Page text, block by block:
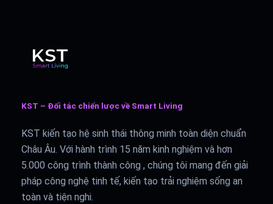
KST – Đối tác chiến lược về Smart Living
KST kiến tạo hệ sinh thái thông minh toàn diện chuẩn
Châu Âu. Với hành trình 15 năm kinh nghiệm và hơn
5.000 công trình thành công , chúng tôi mang đến giải
pháp công nghệ tinh tế, kiến tạo trải nghiệm sống an
toàn và tiện nghi.